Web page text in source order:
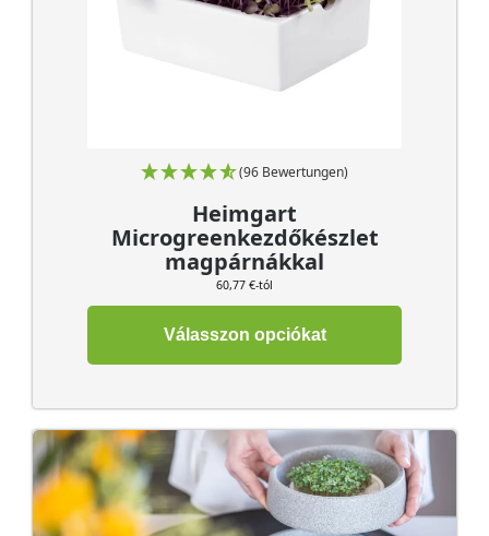
(96 Bewertungen)
Heimgart
Microgreenkezdőkészlet
magpárnákkal
60,77 €-tól
Válasszon opciókat